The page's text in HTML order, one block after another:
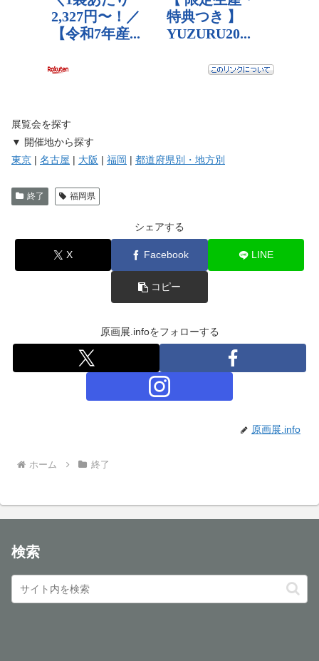
展覧会を探す
▼ 開催地から探す
東京 | 名古屋 | 大阪 | 福岡 | 都道府県別・地方別
終了 福岡県
シェアする
X Facebook LINE
コピー
原画展.infoをフォローする
原画展.info
ホーム 終了
検索